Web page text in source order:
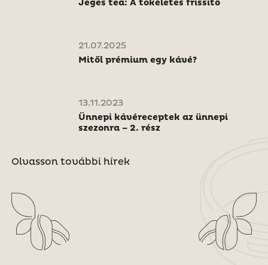
Jeges tea: A tökéletes frissítő
21.07.2025
Mitől prémium egy kávé?
13.11.2023
Ünnepi kávéreceptek az ünnepi
szezonra – 2. rész
Olvasson további hírek